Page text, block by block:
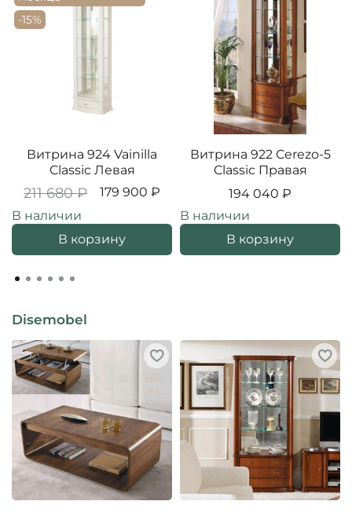
-15%
Витрина 924 Vainilla
Classic Левая
211 680 ₽
179 900 ₽
В наличии
В корзину
Витрина 922 Cerezo-5
Classic Правая
194 040 ₽
В наличии
В корзину
Disemobel